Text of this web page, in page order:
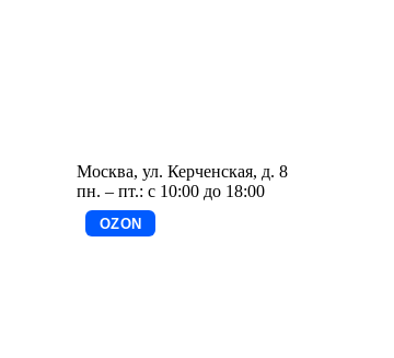
Москва, ул. Керченская, д. 8
пн. – пт.: с 10:00 до 18:00
OZON